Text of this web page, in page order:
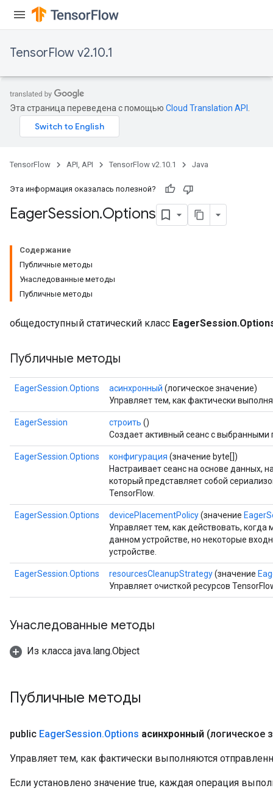
TensorFlow v2.10.1
Эта страница переведена с помощью Cloud Translation API
TensorFlow API, API TensorFlow v2.10.1 Java
Эта информация оказалась полезной?
EagerSession.Options
Содержание
Публичные методы
Унаследованные методы
Публичные методы
общедоступный статический класс
Публичные методы
EagerSession.Options асинхронный (логическое значение)
Управляет тем, как фактически
EagerSession строить ()
Создает активный сеанс с выбранными
EagerSession.Options конфигурация (значение byte[])
Настраивает сеанс на основе данных,
который представляет собой
TensorFlow.
EagerSession.Options devicePlacementPolicy(значение
Управляет тем, как действовать,
данном устройстве, но некоторые
устройстве.
EagerSession.Options resourcesCleanupStrategy(значение
Управляет очисткой ресурсов
Унаследованные методы
Из класса java.lang.Object
Публичные методы
public EagerSession.Options асинхронный (логическое
Управляет тем, как фактически выполняются
Если установлено значение true, каждая операция